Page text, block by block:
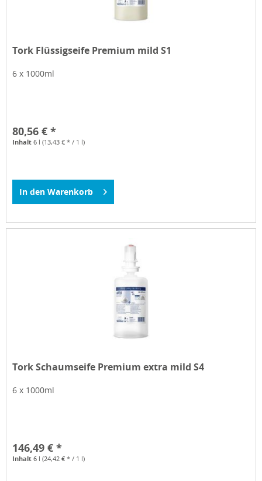
Tork Flüssigseife Premium mild S1
6 x 1000ml
80,56 € *
Inhalt6 l(13,43 € * / 1 l)
In den Warenkorb
Tork Schaumseife Premium extra mild S4
6 x 1000ml
146,49 € *
Inhalt6 l(24,42 € * / 1 l)